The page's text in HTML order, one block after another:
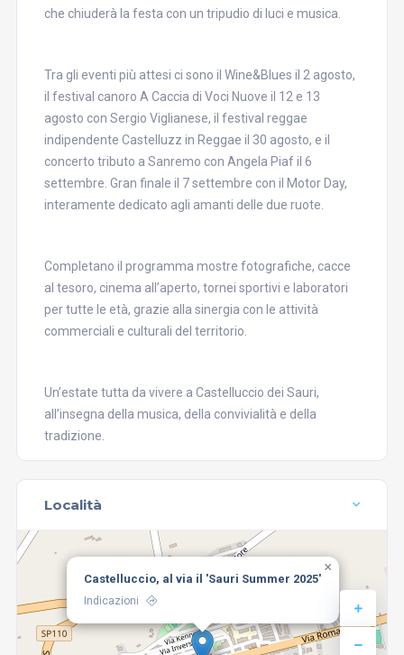
che chiuderà la festa con un tripudio di luci e musica.
Tra gli eventi più attesi ci sono il Wine&Blues il 2 agosto,
il festival canoro A Caccia di Voci Nuove il 12 e 13
agosto con Sergio Viglianese, il festival reggae
indipendente Castelluzz in Reggae il 30 agosto, e il
concerto tributo a Sanremo con Angela Piaf il 6
settembre. Gran finale il 7 settembre con il Motor Day,
interamente dedicato agli amanti delle due ruote.
Completano il programma mostre fotografiche, cacce
al tesoro, cinema all’aperto, tornei sportivi e laboratori
per tutte le età, grazie alla sinergia con le attività
commerciali e culturali del territorio.
Un’estate tutta da vivere a Castelluccio dei Sauri,
all’insegna della musica, della convivialità e della
tradizione.
Località
Castelluccio, al via il 'Sauri Summer 2025'
Indicazioni
×